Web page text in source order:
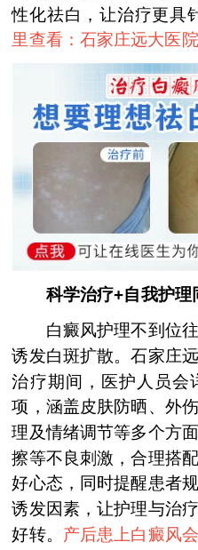
性化祛白，让治疗更具
里查看：石家庄远大医
科学治疗+自我护理
白癜风护理不到位往
诱发白斑扩散。石家庄
治疗期间，医护人员会
项，涵盖皮肤防晒、外
理及情绪调节等多个方
擦等不良刺激，合理搭
好心态，同时提醒患者
诱发因素，让护理与治
好转。 产后患上白癜风